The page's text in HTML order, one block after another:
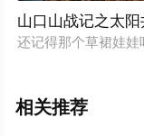
山口山战记之太阳
还记得那个草裙娃
相关推荐